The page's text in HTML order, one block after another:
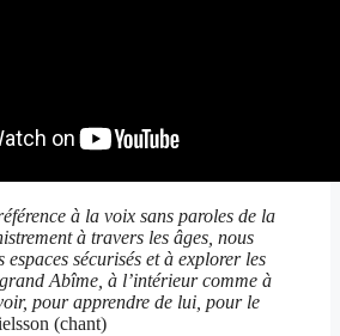
à la voix sans paroles de la
à travers les âges, nous
sécurisés et à explorer les
Abîme, à l’intérieur comme à
pour apprendre de lui, pour le
(chant)